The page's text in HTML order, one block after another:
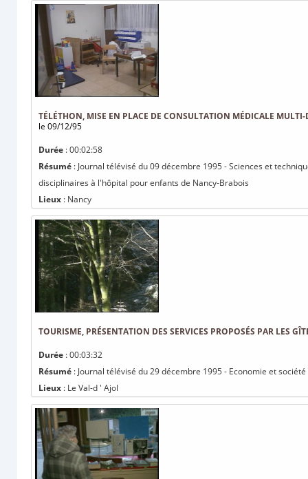
TÉLÉTHON, MISE EN PLACE DE CONSULTATION MÉDICALE
le 09/12/95
Durée : 00:02:58
Résumé : Journal télévisé du 09 décembre 1995 - Sciences et
disciplinaires à l'hôpital pour enfants de Nancy-Brabois
Lieux : Nancy
TOURISME, PRÉSENTATION DES SERVICES PROPOSÉS PAR LES
Durée : 00:03:32
Résumé : Journal télévisé du 29 décembre 1995 - Economie et
Lieux : Le Val-d ' Ajol